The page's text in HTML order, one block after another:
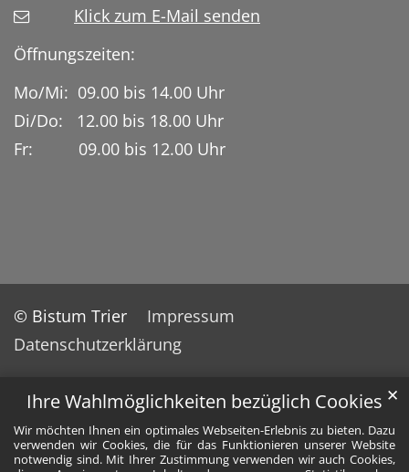
Ihre Wahlmöglichkeiten bezüglich Cookies
Wir möchten Ihnen ein optimales Webseiten-Erlebnis zu bieten. Dazu
verwenden wir Cookies, die für das Funktionieren unserer Website
notwendig sind. Mit Ihrer Zustimmung verwenden wir auch Cookies,
✕
Klick zum E-Mail senden
Öffnungszeiten:
Mo/Mi: 09.00 bis 14.00 Uhr
Di/Do: 12.00 bis 18.00 Uhr
Fr: 09.00 bis 12.00 Uhr
© Bistum Trier
Impressum
Datenschutzerklärung